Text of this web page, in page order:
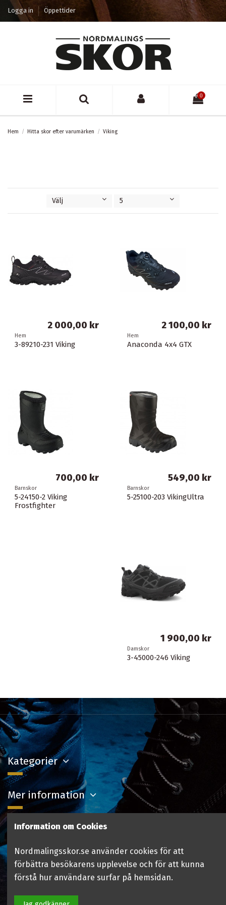
Logga in Öppettider
0
Hem Hitta skor efter varumärken Viking
Välj 5
Hem
Anaconda 4x4 GTX
2 100,00 kr
Hem
3-89210-231 Viking
2 000,00 kr
Barnskor
5-25100-203 VikingUltra
549,00 kr
Barnskor
5-24150-2 Viking
Frostfighter
700,00 kr
Damskor
3-45000-246 Viking
1 900,00 kr
Kategorier
Mer information
Kontakta oss
Följ oss
Information om Cookies
Nordmalingsskor.se använder cookies för att
förbättra besökarens upplevelse och för att kunna
förstå hur användare surfar på hemsidan.